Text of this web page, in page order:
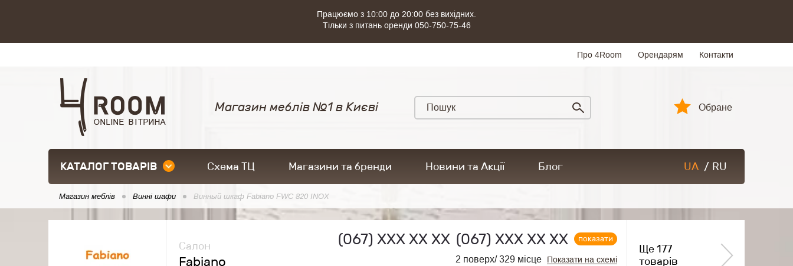
Працюємо з 10:00 до 20:00 без вихідних.
Тільки з питань оренди 050-750-75-46
Про 4Room Орендарям Контакти
Магазин меблів №1 в Києві Обране
КАТАЛОГ ТОВАРІВ Схема ТЦ Магазини та бренди Новини та Акції Блог UA / RU
Магазин меблів Винні шафи Винный шкаф Fabiano FWC 820 INOX
Салон
Fabiano
(067) ХХХ ХХ ХХ (067) ХХХ ХХ ХХ показати
2 поверх/ 329 місце Показати на схемі
Ще 177
товарів